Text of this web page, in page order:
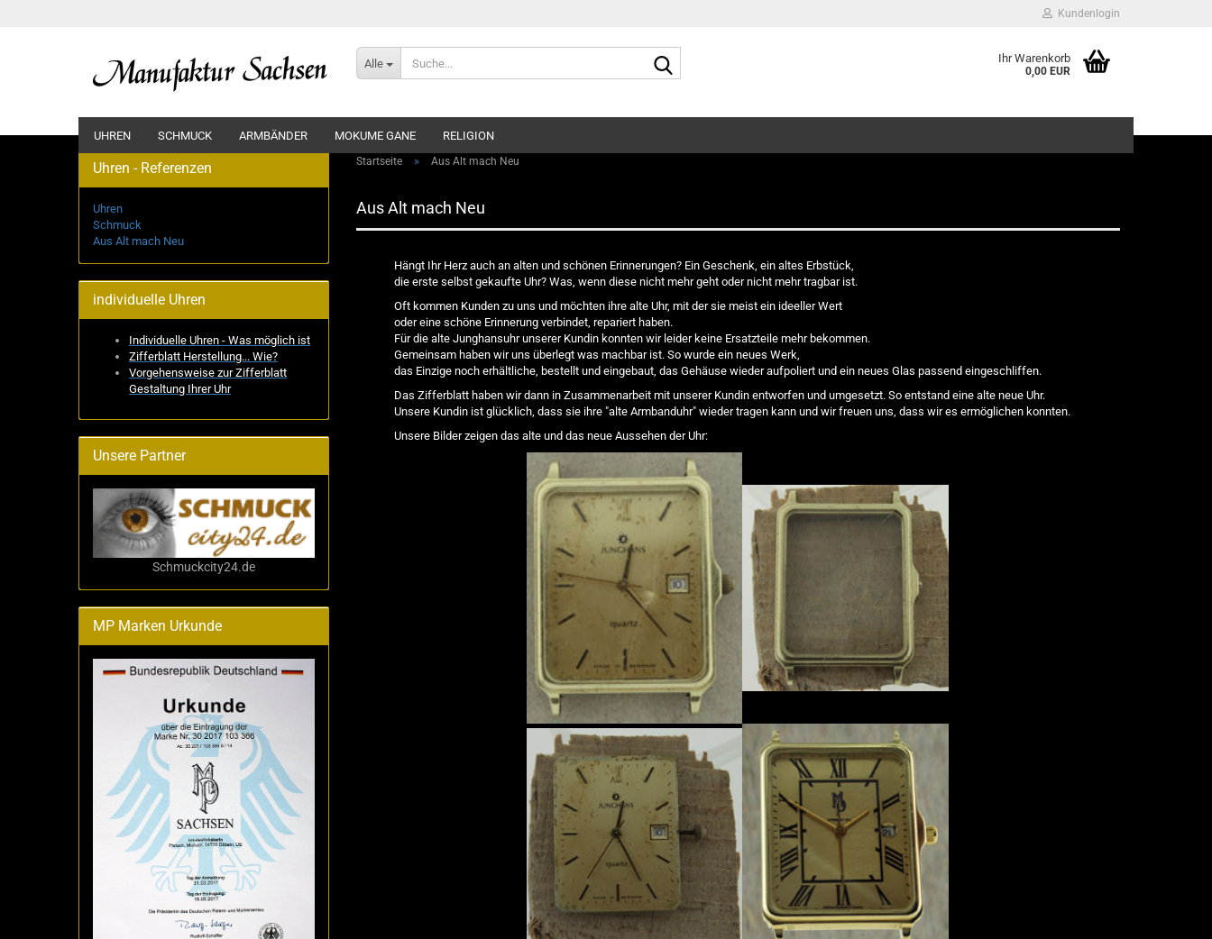
Kundenlogin
Alle Ihr Warenkorb
0,00 EUR
UHREN SCHMUCK ARMBÄNDER MOKUME GANE RELIGION
Startseite » Aus Alt mach Neu
Aus Alt mach Neu
Hängt Ihr Herz auch an alten und schönen Erinnerungen? Ein Geschenk, ein altes Erbstück,
die erste selbst gekaufte Uhr? Was, wenn diese nicht mehr geht oder nicht mehr tragbar ist.
Oft kommen Kunden zu uns und möchten ihre alte Uhr, mit der sie meist ein ideeller Wert
oder eine schöne Erinnerung verbindet, repariert haben.
Für die alte Junghansuhr unserer Kundin konnten wir leider keine Ersatzteile mehr bekommen.
Gemeinsam haben wir uns überlegt was machbar ist. So wurde ein neues Werk,
das Einzige noch erhältliche, bestellt und eingebaut, das Gehäuse wieder aufpoliert und ein neues Glas passend eingeschliffen.
Das Zifferblatt haben wir dann in Zusammenarbeit mit unserer Kundin entworfen und umgesetzt. So entstand eine alte neue Uhr.
Unsere Kundin ist glücklich, dass sie ihre "alte Armbanduhr" wieder tragen kann und wir freuen uns, dass wir es ermöglichen konnten.
Unsere Bilder zeigen das alte und das neue Aussehen der Uhr:
Uhren - Referenzen
Uhren
Schmuck
Aus Alt mach Neu
individuelle Uhren
Individuelle Uhren - Was möglich ist
Zifferblatt Herstellung... Wie?
Vorgehensweise zur Zifferblatt
Gestaltung Ihrer Uhr
Unsere Partner
Schmuckcity24.de
MP Marken Urkunde